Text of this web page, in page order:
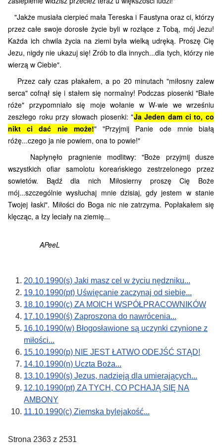
"Jakże musiała cierpieć mała Tereska i Faustyna oraz ci, którzy
przez całe swoje dorosłe życie byli w rozłące z Tobą, mój Jezu!
Każda ich chwila życia na ziemi była wielką udręką. Proszę Cię
Jezu, nigdy nie ukazuj się! Zrób to dla innych...dla tych, którzy nie
wierzą w Ciebie".
Przez cały czas płakałem, a po 20 minutach "miłosny zalew
serca" cofnął się i stałem się normalny! Podczas piosenki "Białe
róże" przypomniało się moje wołanie w W-wie we wrześniu
zeszłego roku przy słowach piosenki: "Ja Jeden dam ci to, co
nikt ci dać nie może!" "Przyjmij Panie ode mnie białą
różę...czego ja nie powiem, ona to powie!"
Napłynęło pragnienie modlitwy: "Boże przyjmij dusze
wszystkich ofiar samolotu koreańskiego zestrzelonego przez
sowietów. Bądź dla nich Miłosierny proszę Cię Boże
mój...szczególnie wysłuchaj mnie dzisiaj, gdy jestem w stanie
Twojej łaski". Miłości do Boga nic nie zatrzyma. Popłakałem się
klęcząc, a łzy leciały na ziemię...
APeeL
20.10.1990(s) Jaki masz cel w życiu nędzniku...
19.10.1990(pt) Uświęcanie zaczynaj od siebie...
18.10.1990(c) ZA MOICH WSPÓŁPRACOWNIKÓW
17.10.1990(ś) Zaproszona do nawrócenia...
16.10.1990(w) Błogosławione są uczynki czynione z
miłości...
15.10.1990(p) NIE JEST ŁATWO ODEJŚĆ STĄD!
14.10.1990(n) Uczta Boża...
13.10.1990(s) Jezus, nadzieją dla umierających...
12.10.1990(pt) ZA TYCH, CO PCHAJĄ SIĘ NA
AMBONY
11.10.1990(c) Ziemska bylejakość...
Strona 2363 z 2531